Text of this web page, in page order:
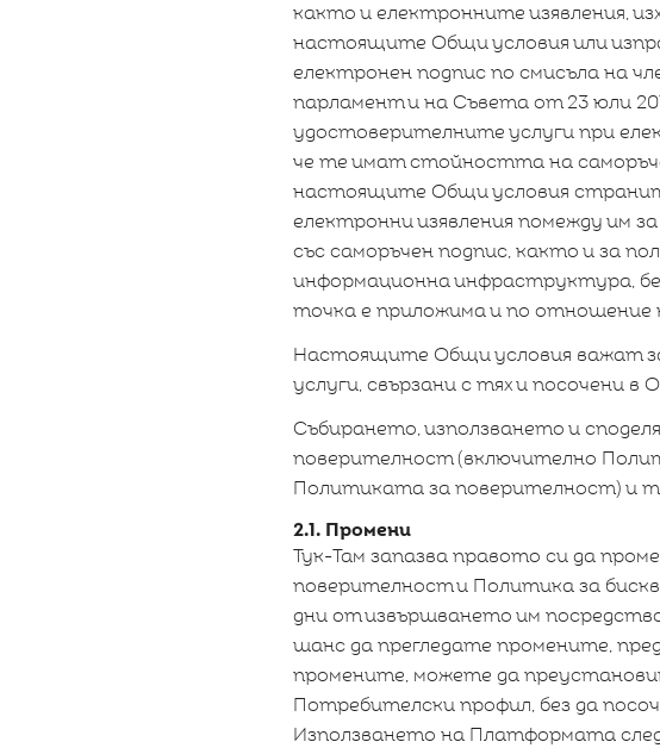
както и електронните изявления,
настоящите Общи условия или
електронен подпис по смисъла на
парламент и на Съвета от 23 юли
удостоверителните услуги при
че те имат стойността на
настоящите Общи условия
електронни изявления помежду им
със саморъчен подпис, както и за
информационна инфраструктура,
точка е приложима и по
Настоящите Общи условия важат
услуги, свързани с тях и посочени в
Събирането, използването и
поверителност (включително
Политиката за поверителност) и
2.1. Промени
Тук-Там запазва правото си да
поверителност и Политика за
дни от извършването им
шанс да прегледате промените,
промените, можете да
Потребителски профил, без да
Използването на Платформата